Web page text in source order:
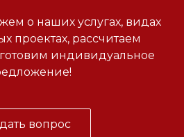
о наших услугах, видах
проектах, рассчитаем
индивидуальное
вопрос